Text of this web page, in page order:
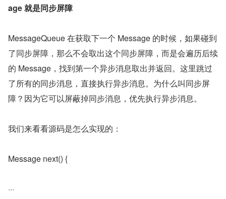
age 就是同步屏障
MessageQueue 在获取下一个 Message 的时候，如果碰到
了同步屏障，那么不会取出这个同步屏障，而是会遍历后续
的 Message，找到第一个异步消息取出并返回。这里跳过
了所有的同步消息，直接执行异步消息。为什么叫同步屏
障？因为它可以屏蔽掉同步消息，优先执行异步消息。
我们来看看源码是怎么实现的：
Message next() {
···